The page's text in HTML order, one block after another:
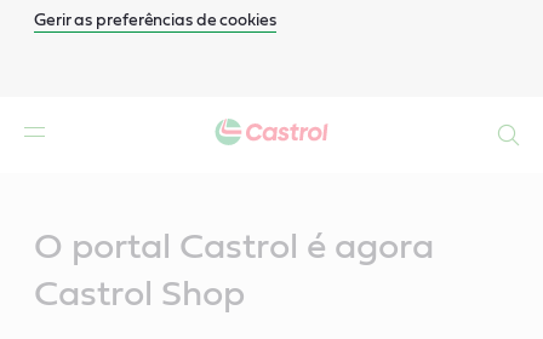
Gerir as preferências de cookies
O portal Castrol é agora
Castrol Shop